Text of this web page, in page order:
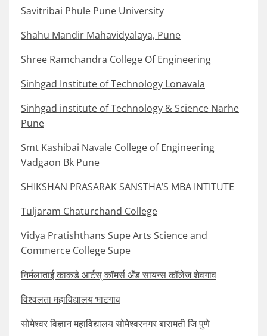
Savitribai Phule Pune University
Shahu Mandir Mahavidyalaya, Pune
Shree Ramchandra College Of Engineering
Sinhgad Institute of Technology Lonavala
Sinhgad institute of Technology & Science Narhe
Pune
Smt Kashibai Navale College of Engineering
Vadgaon Bk Pune
SHIKSHAN PRASARAK SANSTHA’S MBA INTITUTE
Tuljaram Chaturchand College
Vidya Pratishthans Supe Arts Science and
Commerce College Supe
निर्मलाताई काकडे आर्टस् कॉमर्स अँड सायन्स कॉलेज शेवगाव
विश्वलता महाविद्यालय भाटगाव
सोमेश्वर विज्ञान महाविद्यालय सोमेश्वरनगर बारामती जि पुणे